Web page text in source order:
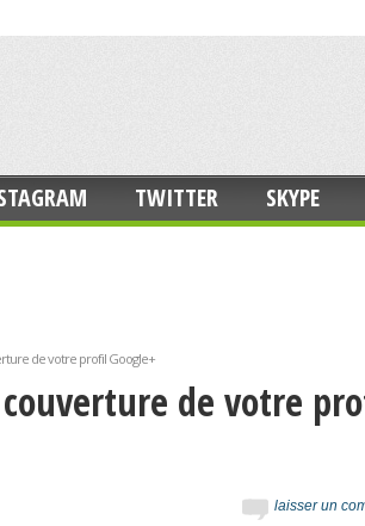
TWITTER SKYPE
de votre profil Google+
de votre
laisser un